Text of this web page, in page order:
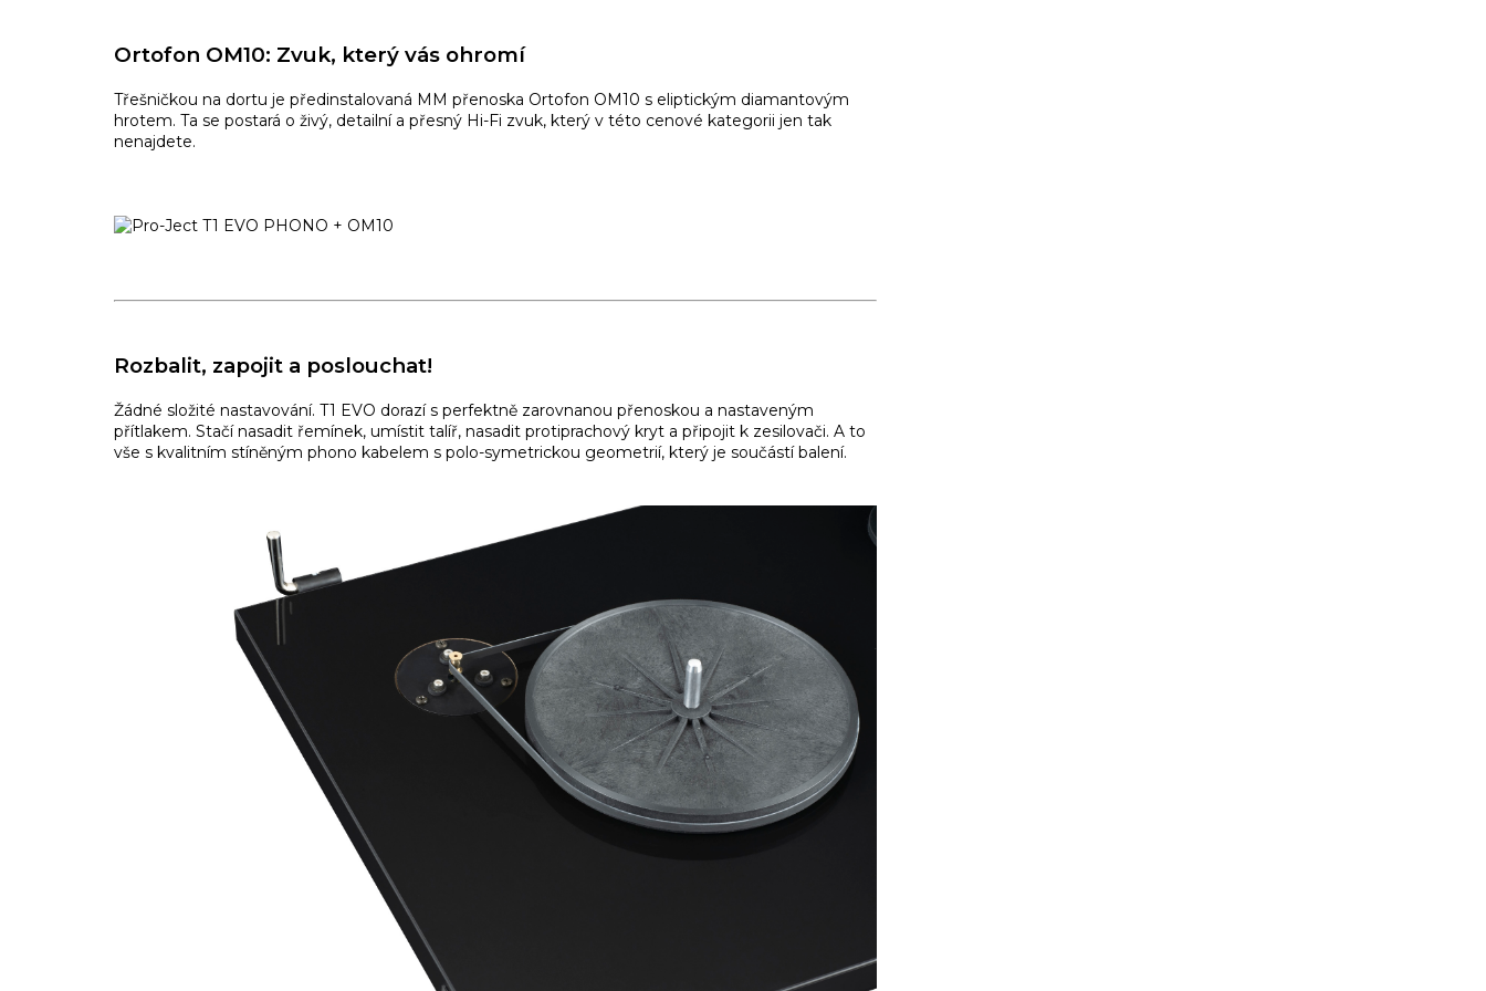
Ortofon OM10: Zvuk, který vás ohromí
Třešničkou na dortu je předinstalovaná MM přenoska Ortofon OM10 s eliptickým diamantovým
hrotem. Ta se postará o živý, detailní a přesný Hi-Fi zvuk, který v této cenové kategorii jen tak
nenajdete.
Rozbalit, zapojit a poslouchat!
Žádné složité nastavování. T1 EVO dorazí s perfektně zarovnanou přenoskou a nastaveným
přítlakem. Stačí nasadit řemínek, umístit talíř, nasadit protiprachový kryt a připojit k zesilovači. A to
vše s kvalitním stíněným phono kabelem s polo-symetrickou geometrií, který je součástí balení.